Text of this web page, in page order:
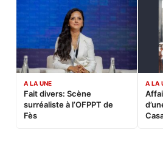
A LA UNE
Fait divers: Scène
surréaliste à l’OFPPT de
Fès
A LA